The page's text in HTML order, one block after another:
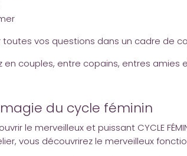
toutes vos questions dans un cadre de
en couples, entre copains, entres amies
du cycle féminin
le merveilleux et puissant CYCLE
vous découvrirez le merveilleux